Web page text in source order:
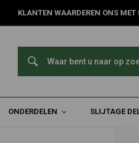
KLANTEN WAARDEREN ONS
ONDERDELEN SLIJTAGE